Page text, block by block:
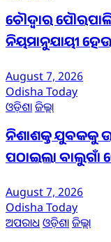
ଚୌଦ୍ୱାର
ନିୟମାନୁଯାୟୀ
August 7, 2026
Odisha Today
ଓଡ଼ିଶାଜିଲ୍ଲା
ନିଶାଶକ୍ତ ଯୁବକକୁ
ପଠାଇଲା
August 7, 2026
Odisha Today
ଅପରାଧ ଓଡ଼ିଶାଜିଲ୍ଲା